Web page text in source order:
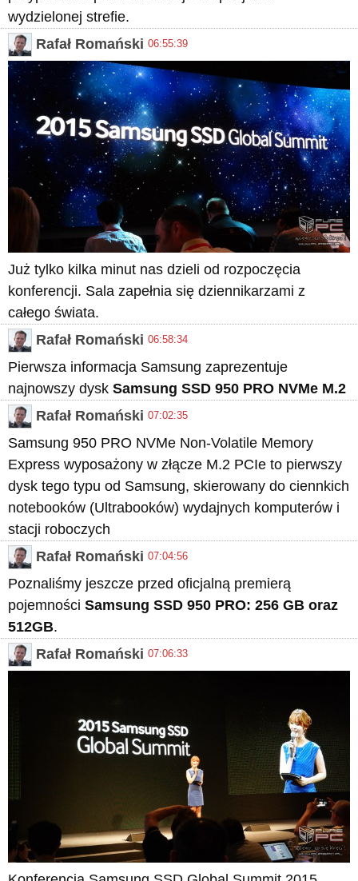
wydzielonej strefie.
Rafał Romański 06:55:39
Już tylko kilka minut nas dzieli od rozpoczęcia
konferencji. Sala zapełnia się dziennikarzami z
całego świata.
Rafał Romański 06:58:34
Pierwsza informacja Samsung zaprezentuje
najnowszy dysk Samsung SSD 950 PRO NVMe M.2
Rafał Romański 07:02:35
Samsung 950 PRO NVMe Non-Volatile Memory
Express wyposażony w złącze M.2 PCIe to pierwszy
dysk tego typu od Samsung, skierowany do ciennkich
notebooków (Ultrabooków) wydajnych komputerów i
stacji roboczych
Rafał Romański 07:04:56
Poznaliśmy jeszcze przed oficjalną premierą
pojemności Samsung SSD 950 PRO: 256 GB oraz
512GB.
Rafał Romański 07:06:33